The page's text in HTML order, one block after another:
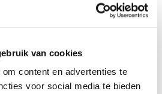
van cookies
content en advertenties te
voor social media te bieden